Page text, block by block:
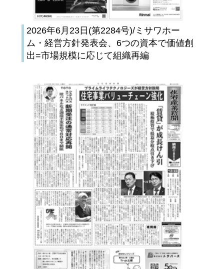
2026年6月23日(第2284号)/ミサワホー
ム・経営方針発表会、6つの資本で価値創
出=市場規模に応じて組織再編